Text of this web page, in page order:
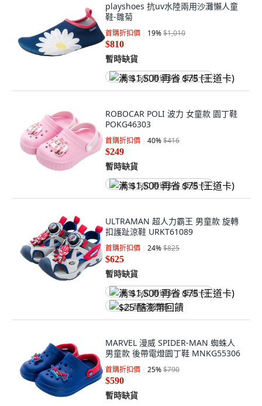
playshoes 抗uv水陸兩用沙灘懶人童
鞋-雛菊
首購折扣價 19%$1,010
$810
暫時缺貨
满 $1,500 再省 $75 (王道卡)
ROBOCAR POLI 波力 女童款 園丁鞋
POKG46303
首購折扣價 40%$416
$249
暫時缺貨
满 $1,500 再省 $75 (王道卡)
ULTRAMAN 超人力霸王 男童款 旋轉
扣護趾涼鞋 URKT61089
首購折扣價 24%$825
$625
暫時缺貨
满 $1,500 再省 $75 (王道卡)
$25 酷澎幣回饋
MARVEL 漫威 SPIDER-MAN 蜘蛛人
男童款 後帶電燈園丁鞋 MNKG55306
首購折扣價 25%$790
$590
暫時缺貨